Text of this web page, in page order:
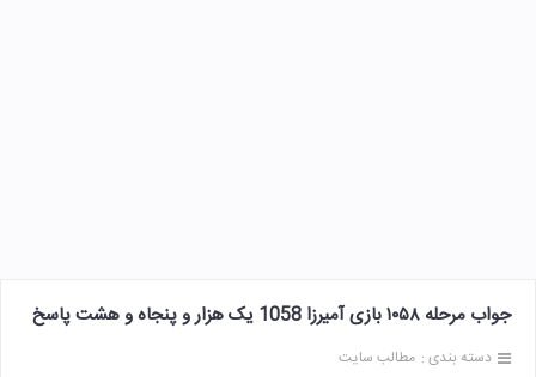
جواب مرحله ۱۰۵۸ بازی آمیرزا 1058 یک هزار و پنجاه و هشت پاسخ
دسته بندی : مطالب سایت